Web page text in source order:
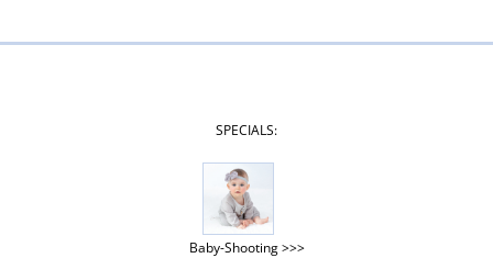
SPECIALS:
Baby-Shooting >>>